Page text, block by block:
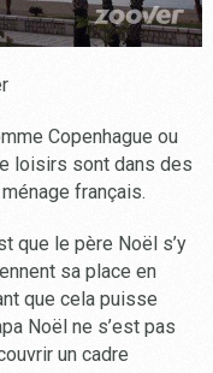
Copenhague ou
loisirs sont dans des
français.
que le père Noël s’y
sa place en
que cela puisse
Noël ne s’est pas
un cadre